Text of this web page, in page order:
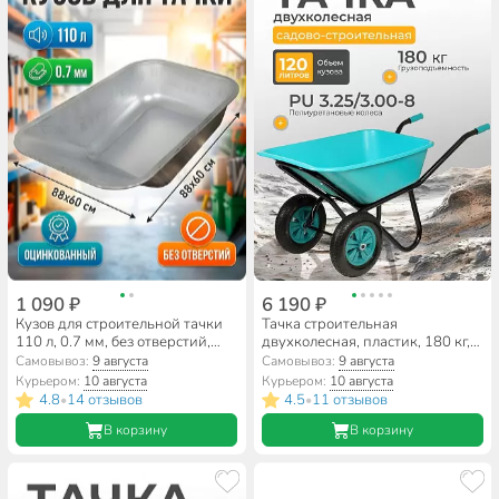
1 090 ₽
Кузов для строительной тачки
110 л, 0.7 мм, без отверстий,
оцинкованный, Мастер
Инструмент
Самовывоз:9 августа
Курьером: 10 августа
4.8•14 отзывов
В корзину
6 190 ₽
Тачка строительная
двухколесная, пластик, 180 кг,
120 л, втулка D20 мм, PU
3.25/3.00-8, бирюзовая, РВ-
Премиум
Самовывоз: 9 августа
Курьером: 10 августа
4.5•11 отзывов
В корзину